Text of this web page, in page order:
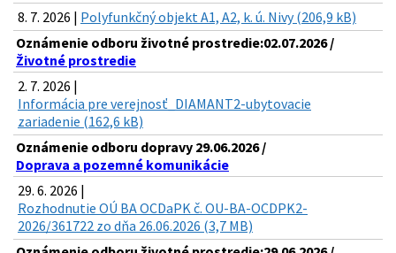
8. 7. 2026 | Polyfunkčný objekt A1, A2, k. ú. Nivy (206,9 kB)
Oznámenie odboru životné prostredie:02.07.2026 /
Životné prostredie
2. 7. 2026 |
Informácia pre verejnosť_DIAMANT2-ubytovacie
zariadenie (162,6 kB)
Oznámenie odboru dopravy 29.06.2026 /
Doprava a pozemné komunikácie
29. 6. 2026 |
Rozhodnutie OÚ BA OCDaPK č. OU-BA-OCDPK2-
2026/361722 zo dňa 26.06.2026 (3,7 MB)